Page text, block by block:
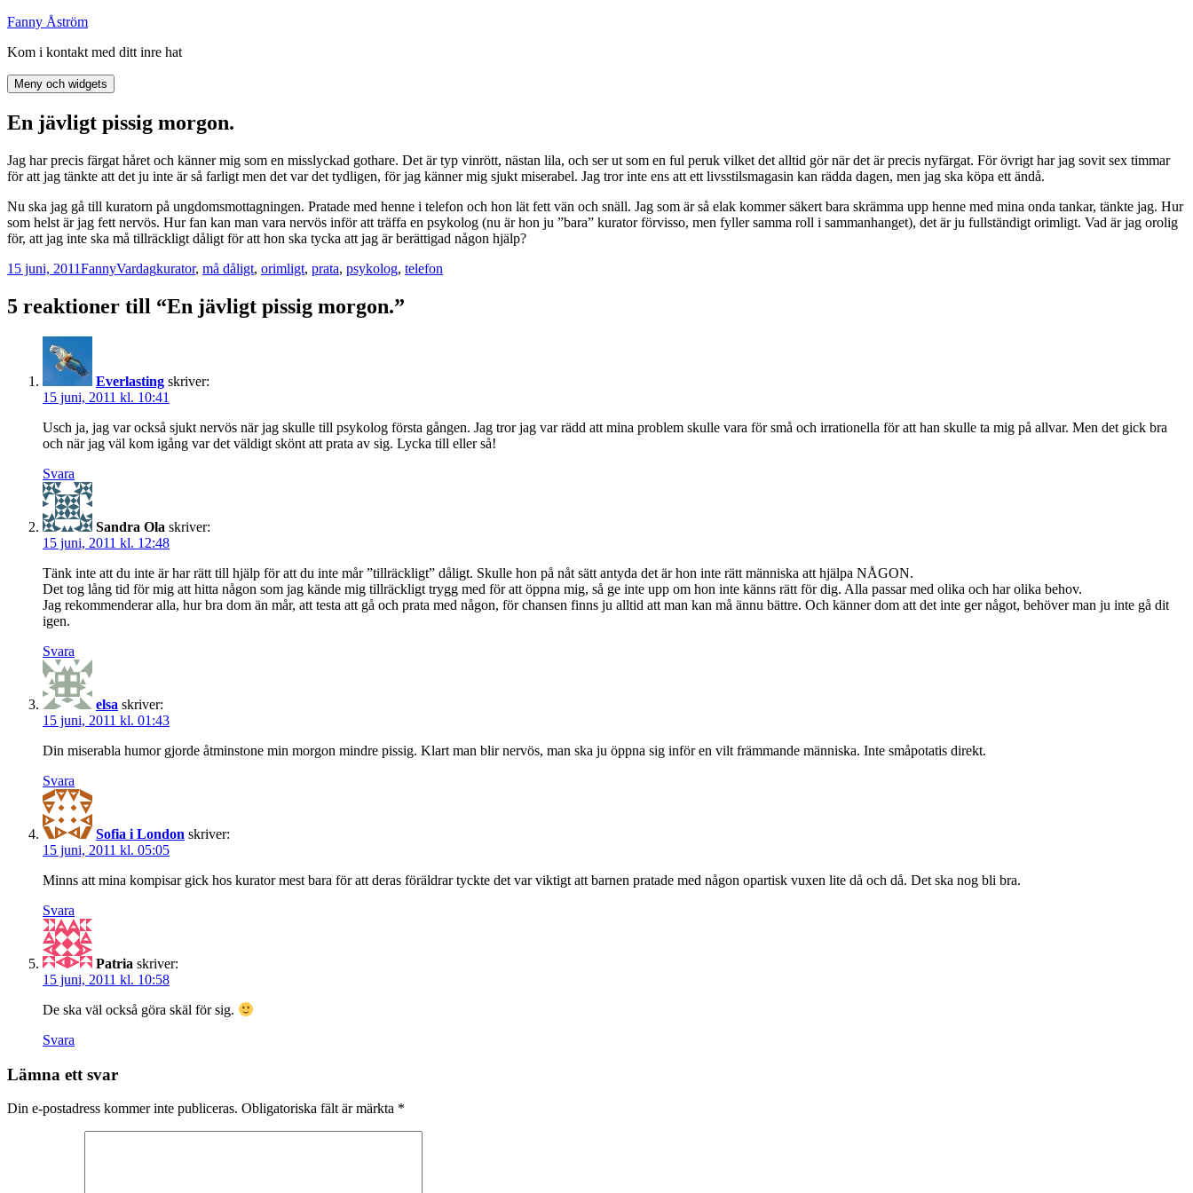
Hoppa
innehåll
Fanny Åström
Kom i kontakt med ditt inre hat
Meny och widgets
En jävligt pissig morgon.
Jag har precis färgat håret och känner mig som en misslyckad gothare. Det är typ vinrött, nästan lila, och ser ut som en ful peruk vilket det alltid gör när det är precis nyfärgat. För övrigt har jag sovit sex timmar
för att jag tänkte att det ju inte är så farligt men det var det tydligen, för jag känner mig sjukt miserabel. Jag tror inte ens att ett livsstilsmagasin kan rädda dagen, men jag ska köpa ett ändå.
Nu ska jag gå till kuratorn på ungdomsmottagningen. Pratade med henne i telefon och hon lät fett vän och snäll. Jag som är så elak kommer säkert bara skrämma upp henne med mina onda tankar, tänkte jag. Hur
som helst är jag fett nervös. Hur fan kan man vara nervös inför att träffa en psykolog (nu är hon ju ”bara” kurator förvisso, men fyller samma roll i sammanhanget), det är ju fullständigt orimligt. Vad är jag orolig
för, att jag inte ska må tillräckligt dåligt för att hon ska tycka att jag är berättigad någon hjälp?
Postat
15 juni, 2011Författare
FannyKategorier
VardagTaggar
kurator, må dåligt, orimligt, prata, psykolog, telefon
5 reaktioner till “En jävligt pissig morgon.”
Everlasting skriver:
15 juni, 2011 kl. 10:41
Usch ja, jag var också sjukt nervös när jag skulle till psykolog första gången. Jag tror jag var rädd att mina problem skulle vara för små och irrationella för att han skulle ta mig på allvar. Men det gick bra
och när jag väl kom igång var det väldigt skönt att prata av sig. Lycka till eller så!
Svara
Sandra Ola skriver:
15 juni, 2011 kl. 12:48
Tänk inte att du inte är har rätt till hjälp för att du inte mår ”tillräckligt” dåligt. Skulle hon på nåt sätt antyda det är hon inte rätt människa att hjälpa NÅGON.
Det tog lång tid för mig att hitta någon som jag kände mig tillräckligt trygg med för att öppna mig, så ge inte upp om hon inte känns rätt för dig. Alla passar med olika och har olika behov.
Jag rekommenderar alla, hur bra dom än mår, att testa att gå och prata med någon, för chansen finns ju alltid att man kan må ännu bättre. Och känner dom att det inte ger något, behöver man ju inte gå dit
igen.
Svara
elsa skriver:
15 juni, 2011 kl. 01:43
Din miserabla humor gjorde åtminstone min morgon mindre pissig. Klart man blir nervös, man ska ju öppna sig inför en vilt främmande människa. Inte småpotatis direkt.
Svara
Sofia i London skriver:
15 juni, 2011 kl. 05:05
Minns att mina kompisar gick hos kurator mest bara för att deras föräldrar tyckte det var viktigt att barnen pratade med någon opartisk vuxen lite då och då. Det ska nog bli bra.
Svara
Patria skriver:
15 juni, 2011 kl. 10:58
De ska väl också göra skäl för sig.
Svara
Lämna ett svar
Din e-postadress kommer inte publiceras. Obligatoriska fält är märkta *